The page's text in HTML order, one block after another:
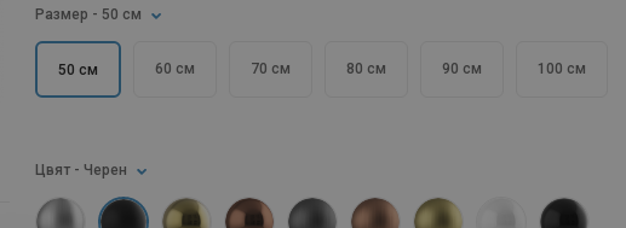
Размер - 50 см
50 см 60 см 70 см 80 см 90 см 100 см
Цвят - Черен